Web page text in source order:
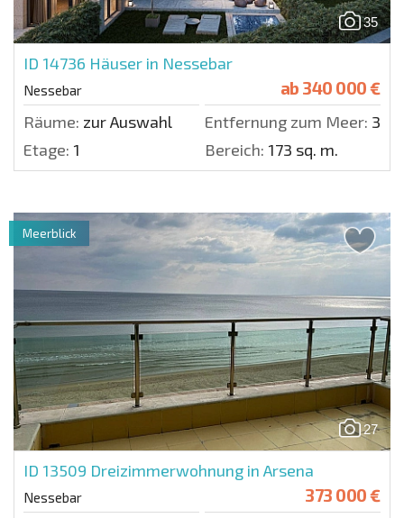
35
ID 14736 Häuser in Nessebar
Nessebar ab 340 000 €
Räume: zur Auswahl Entfernung zum Meer: 300
Etage: 1 Bereich: 173 sq. m.
27
ID 13509 Dreizimmerwohnung in Arsena
Nessebar 373 000 €
Meerblick